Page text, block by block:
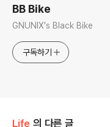
BB Bike
GNUNIX's Black Bike
구독하기
Life 의 다른 글